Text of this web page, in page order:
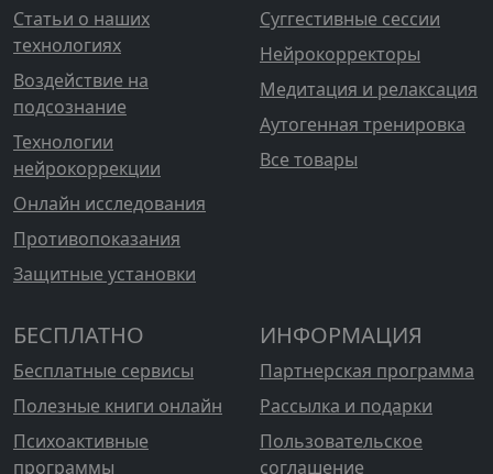
Статьи о наших
технологиях
Воздействие на
подсознание
Технологии
нейрокоррекции
Онлайн исследования
Противопоказания
Защитные установки
Суггестивные сессии
Нейрокорректоры
Медитация и релаксация
Аутогенная тренировка
Все товары
БЕСПЛАТНО
Бесплатные сервисы
Полезные книги онлайн
Психоактивные
программы
ИНФОРМАЦИЯ
Партнерская программа
Рассылка и подарки
Пользовательское
соглашение